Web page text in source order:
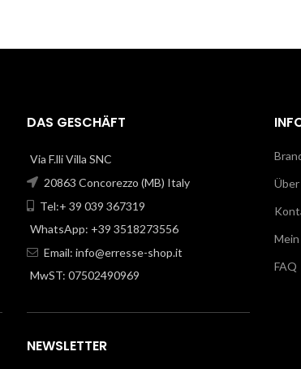
DAS GESCHÄFT
Via F.lli Villa SNC
20863 Concorezzo (MB) Italy
Tel:+ 39 039 367319
WhatsApp: +39 3518273556
Email: info@erresse-shop.it
MwST: 07502490969
NEWSLETTER
Über
FAQ